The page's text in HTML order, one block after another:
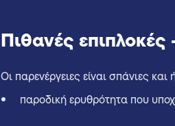
Πιθανές επιπλοκές
Οι παρενέργειες είναι σπάνιες και
παροδική ερυθρότητα που